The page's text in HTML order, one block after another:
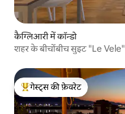
कैग्लिआरी में कॉन्डो
शहर के बीचोंबीच सुइट "Le Vele"
गेस्ट्स का टॉप फ़ेवरेट
गेस्ट्स की फ़ेवरेट